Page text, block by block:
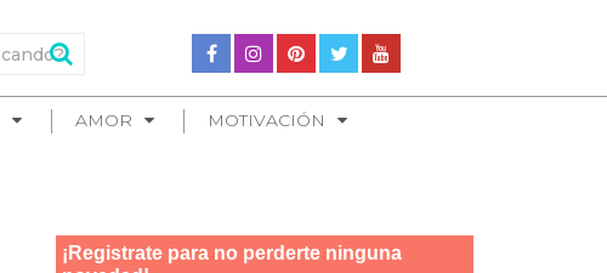
AMOR MOTIVACIÓN